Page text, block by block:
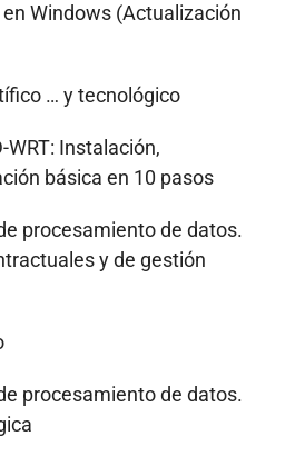
Windows (Actualización
… y tecnológico
WRT: Instalación,
básica en 10 pasos
procesamiento de datos.
y de gestión
procesamiento de datos.